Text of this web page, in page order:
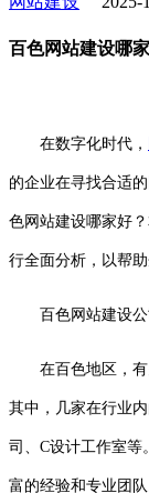
百色网站建设哪
在数字化时代，
的企业在寻找合适
色网站建设哪家好
行全面分析，以帮
百色网站建设
在百色地区，
其中，几家在行业
司、C设计工作室等
富的经验和专业团队